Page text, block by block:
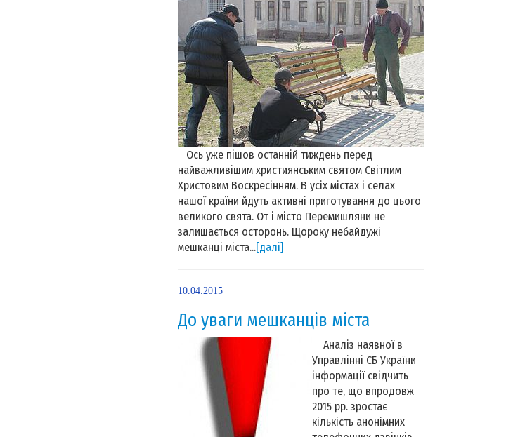
Ось уже пішов останній тиждень перед
найважливішим християнським святом Світлим
Христовим Воскресінням. В усіх містах і селах
нашої країни йдуть активні приготування до цього
великого свята. От і місто Перемишляни не
залишається осторонь. Щороку небайдужі
мешканці міста...[далі]
10.04.2015
До уваги мешканців міста
Аналіз наявної в
Управлінні СБ України
інформації свідчить
про те, що впродовж
2015 рр. зростає
кількість анонімних